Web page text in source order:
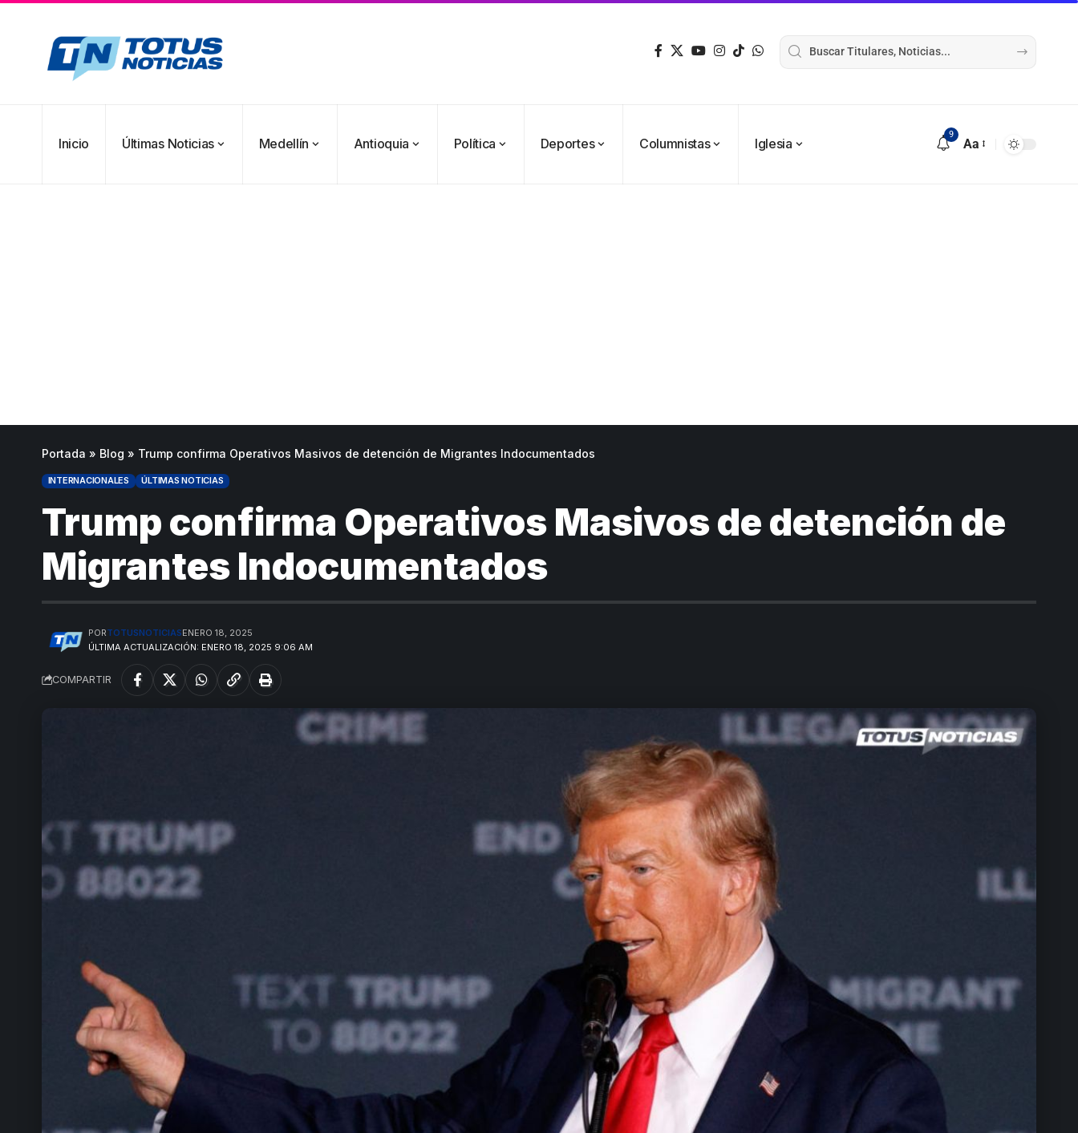
Inicio Últimas Noticias Medellín Antioquia Política Deportes Columnistas Iglesia
9
Aa
Portada » Blog » Trump confirma Operativos Masivos de detención de Migrantes Indocumentados
INTERNACIONALES ÚLTIMAS NOTICIAS
Trump confirma Operativos Masivos de detención de
Migrantes Indocumentados
ÚLTIMA ACTUALIZACIÓN: ENERO 18, 2025 9:06 AM
PORTOTUSNOTICIASENERO 18, 2025
COMPARTIR